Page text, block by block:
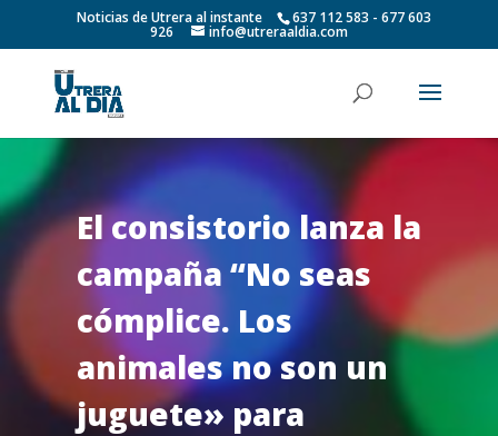
Noticias de Utrera al instante 637 112 583 - 677 603
926 info@utreraaldia.com
El consistorio lanza la
campaña “No seas
cómplice. Los
animales no son un
juguete» para